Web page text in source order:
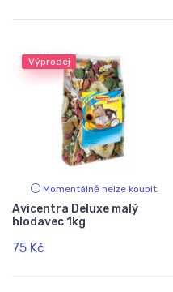
Výprodej
Momentálně nelze koupit
Avicentra Deluxe malý
hlodavec 1kg
75 Kč